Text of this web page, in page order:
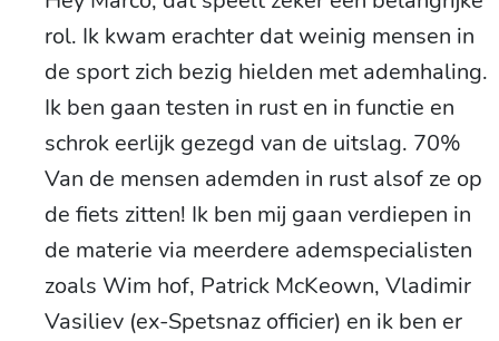
rol. Ik kwam erachter dat weinig mensen in
de sport zich bezig hielden met ademhaling.
Ik ben gaan testen in rust en in functie en
schrok eerlijk gezegd van de uitslag. 70%
Van de mensen ademden in rust alsof ze op
de fiets zitten! Ik ben mij gaan verdiepen in
de materie via meerdere ademspecialisten
zoals Wim hof, Patrick McKeown, Vladimir
Vasiliev (ex-Spetsnaz officier) en ik ben er